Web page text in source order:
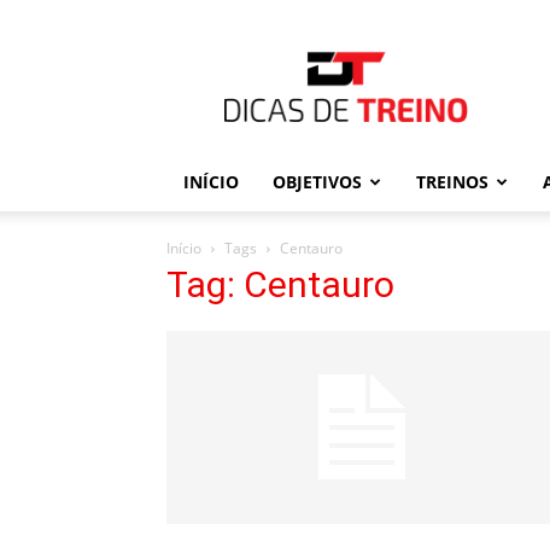
de
Treino
INÍCIO OBJETIVOS TREINOS
Início Tags Centauro
Tag: Centauro